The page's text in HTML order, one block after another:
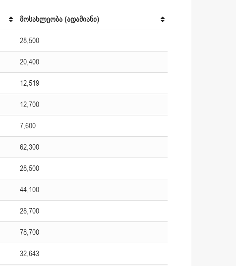
მოსახლეობა (ადამიანი)
28,500
20,400
12,519
12,700
7,600
62,300
28,500
44,100
28,700
78,700
32,643